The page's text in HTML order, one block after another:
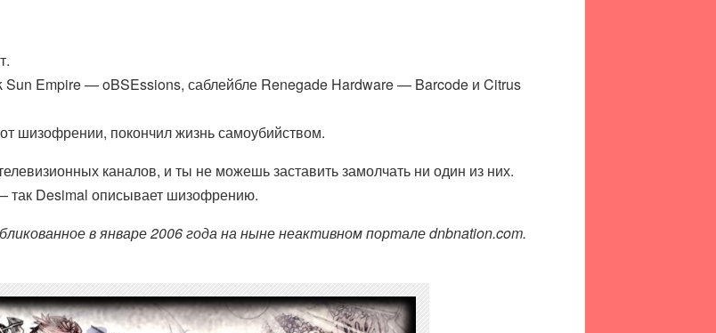
Sun Empire — oBSEssions, саблейбле Renegade Hardware — Barcode и Citrus
шизофрении, покончил жизнь самоубийством.
каналов, и ты не можешь заставить замолчать ни один из них.
Desimal описывает шизофрению.
в январе 2006 года на ныне неактивном портале dnbnation.com.